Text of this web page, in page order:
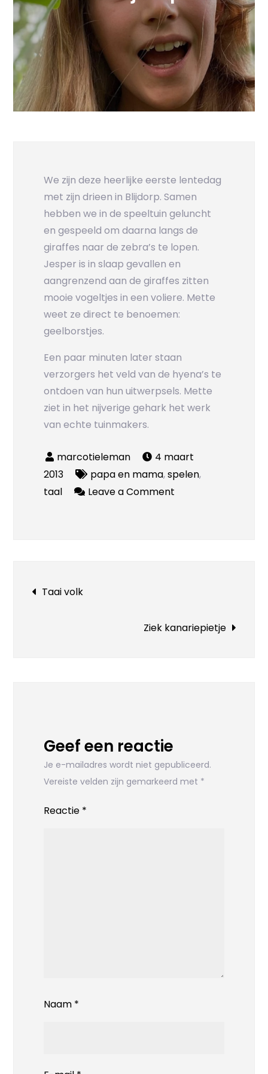
We zijn deze heerlijke eerste lentedag
met zijn drieen in Blijdorp. Samen
hebben we in de speeltuin geluncht
en gespeeld om daarna langs de
giraffes naar de zebra’s te lopen.
Jesper is in slaap gevallen en
aangrenzend aan de giraffes zitten
mooie vogeltjes in een voliere. Mette
weet ze direct te benoemen:
geelborstjes.
Een paar minuten later staan
verzorgers het veld van de hyena’s te
ontdoen van hun uitwerpsels. Mette
ziet in het nijverige gehark het werk
van echte tuinmakers.
4 maart
2013
papa en mama,spelen,
taal
Leave a Comment
Bericht
navigatie
Taai volk
Ziek kanariepietje
Geef een reactie
Je e-mailadres wordt niet gepubliceerd.
Vereiste velden zijn gemarkeerd met *
Reactie *
Naam *